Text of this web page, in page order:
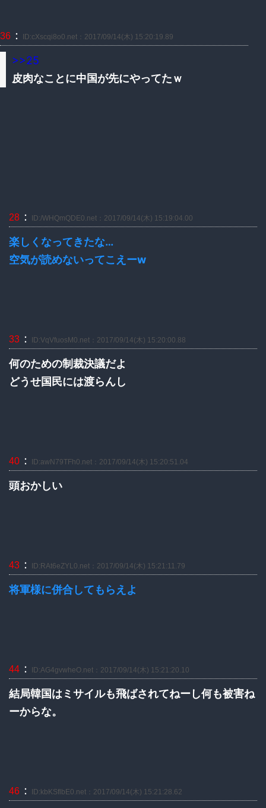
36 ： ID:cXscqi8o0.net：2017/09/14(木) 15:20:19.89
>>25
皮肉なことに中国が先にやってたｗ
28 ： ID:/WHQmQDE0.net：2017/09/14(木) 15:19:04.00
楽しくなってきたな…
空気が読めないってこえーw
33 ： ID:VqVfuosM0.net：2017/09/14(木) 15:20:00.88
何のための制裁決議だよ
どうせ国民には渡らんし
40 ： ID:awN79TFh0.net：2017/09/14(木) 15:20:51.04
頭おかしい
43 ： ID:RAt6eZYL0.net：2017/09/14(木) 15:21:11.79
将軍様に併合してもらえよ
44 ： ID:AG4gvwheO.net：2017/09/14(木) 15:21:20.10
結局韓国はミサイルも飛ばされてねーし何も被害ね
ーからな。
46 ： ID:kbKSflbE0.net：2017/09/14(木) 15:21:28.62